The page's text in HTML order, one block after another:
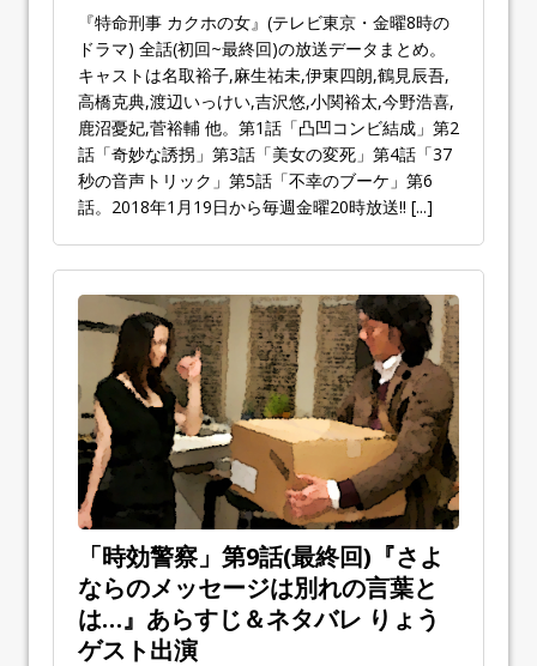
『特命刑事 カクホの女』(テレビ東京・金曜8時の
ドラマ) 全話(初回~最終回)の放送データまとめ。
キャストは名取裕子,麻生祐未,伊東四朗,鶴見辰吾,
高橋克典,渡辺いっけい,吉沢悠,小関裕太,今野浩喜,
鹿沼憂妃,菅裕輔 他。第1話「凸凹コンビ結成」第2
話「奇妙な誘拐」第3話「美女の変死」第4話「37
秒の音声トリック」第5話「不幸のブーケ」第6
話。2018年1月19日から毎週金曜20時放送!! [...]
「時効警察」第9話(最終回)『さよ
ならのメッセージは別れの言葉と
は…』あらすじ＆ネタバレ りょう
ゲスト出演